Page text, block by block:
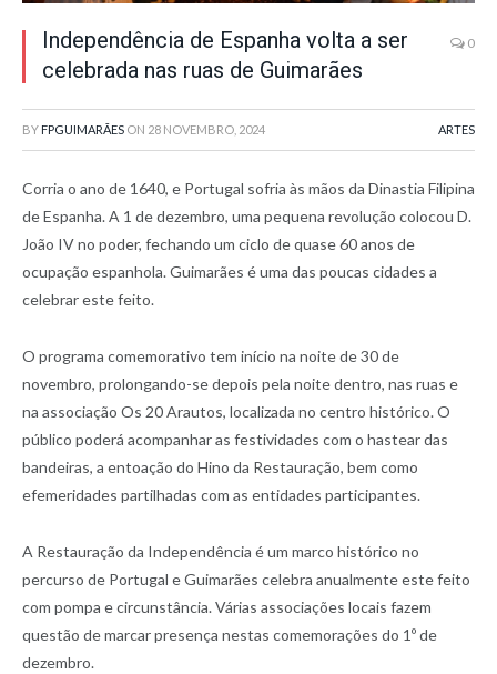
Independência de Espanha volta a ser
celebrada nas ruas de Guimarães
0
BY FPGUIMARÃES ON 28 NOVEMBRO, 2024 ARTES
Corria o ano de 1640, e Portugal sofria às mãos da Dinastia Filipina
de Espanha. A 1 de dezembro, uma pequena revolução colocou D.
João IV no poder, fechando um ciclo de quase 60 anos de
ocupação espanhola. Guimarães é uma das poucas cidades a
celebrar este feito.
O programa comemorativo tem início na noite de 30 de
novembro, prolongando-se depois pela noite dentro, nas ruas e
na associação Os 20 Arautos, localizada no centro histórico. O
público poderá acompanhar as festividades com o hastear das
bandeiras, a entoação do Hino da Restauração, bem como
efemeridades partilhadas com as entidades participantes.
A Restauração da Independência é um marco histórico no
percurso de Portugal e Guimarães celebra anualmente este feito
com pompa e circunstância. Várias associações locais fazem
questão de marcar presença nestas comemorações do 1º de
dezembro.